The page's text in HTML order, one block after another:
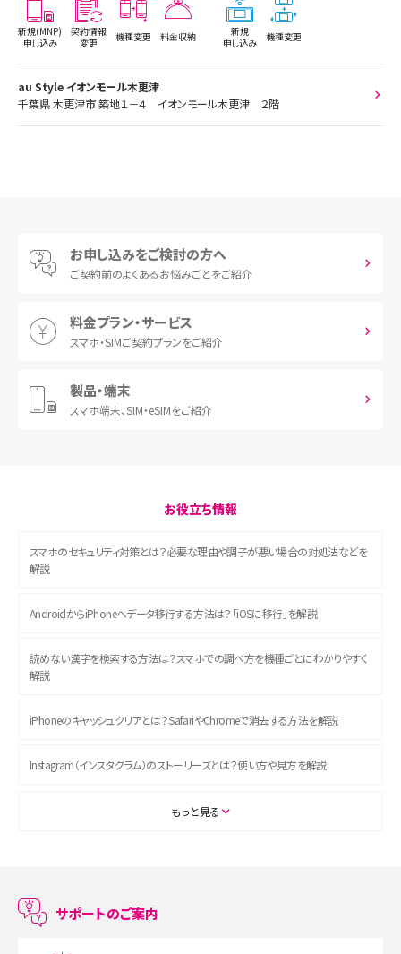
新規(MNP)
申し込み
契約情報
変更
機種変更 料金収納
新規
申し込み
機種変更
au Style イオンモール木更津
千葉県 木更津市 築地１－４ イオンモール木更津 ２階
お申し込みをご検討の方へ
ご契約前のよくあるお悩みごとをご紹介
料金プラン・サービス
スマホ・SIMご契約プランをご紹介
製品・端末
スマホ端末、SIM・eSIMをご紹介
お役立ち情報
スマホのセキュリティ対策とは？必要な理由や調子が悪い場合の対処法などを
解説
AndroidからiPhoneへデータ移行する方法は？「iOSに移行」を解説
読めない漢字を検索する方法は？スマホでの調べ方を機種ごとにわかりやすく
解説
iPhoneのキャッシュクリアとは？SafariやChromeで消去する方法を解説
Instagram（インスタグラム）のストーリーズとは？使い方や見方を解説
ASMRとは？初心者向けの代表ジャンルや楽しみ方を解説
LINEで友だちを削除する方法は？方法ごとの影響や復活・復元する方法も解説
もっと見る
サポートのご案内